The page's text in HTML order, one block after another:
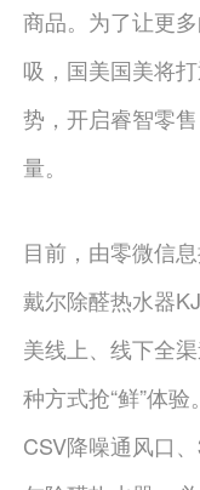
商品。为了让更
吸，国美国美将
势，开启睿智零
量。
目前，由零微信
戴尔除醛热水器
美线上、线下全
种方式抢“鲜”体
CSV降噪通风口